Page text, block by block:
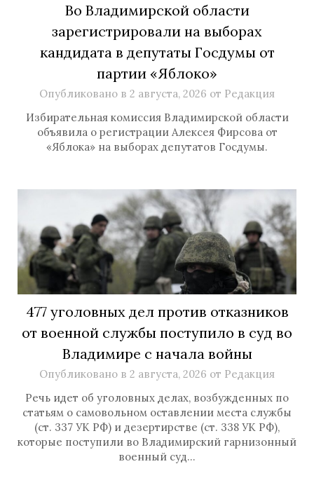
Во Владимирской области
зарегистрировали на выборах
кандидата в депутаты Госдумы от
партии «Яблоко»
Опубликовано в 2 августа, 2026 от Редакция
Избирательная комиссия Владимирской области
объявила о регистрации Алексея Фирсова от
«Яблока» на выборах депутатов Госдумы.
477 уголовных дел против отказников
от военной службы поступило в суд во
Владимире с начала войны
Опубликовано в 2 августа, 2026 от Редакция
Речь идет об уголовных делах, возбужденных по
статьям о самовольном оставлении места службы
(ст. 337 УК РФ) и дезертирстве (ст. 338 УК РФ),
которые поступили во Владимирский гарнизонный
военный суд…